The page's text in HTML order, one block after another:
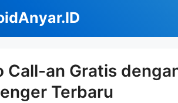
Call-an Gratis
Terbaru